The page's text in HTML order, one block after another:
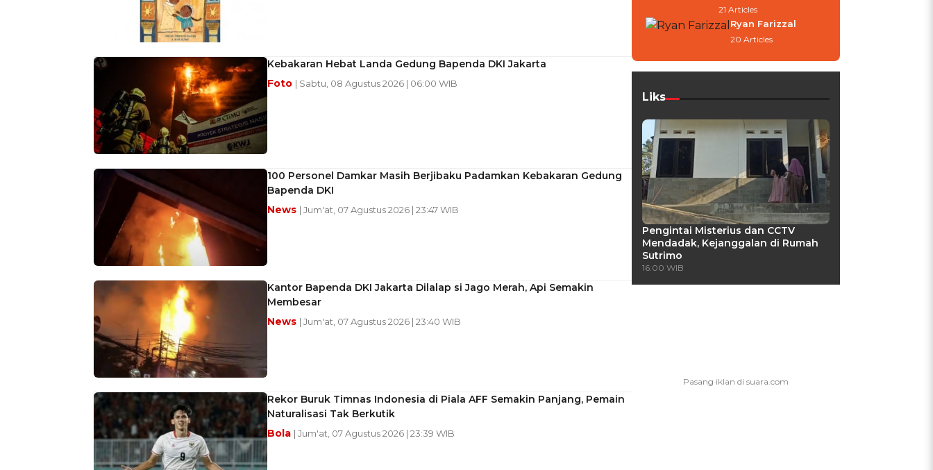
Kebakaran Hebat Landa Gedung Bapenda DKI Jakarta
Foto | Sabtu, 08 Agustus 2026 | 06:00 WIB
100 Personel Damkar Masih Berjibaku Padamkan Kebakaran Gedung
Bapenda DKI
News | Jum'at, 07 Agustus 2026 | 23:47 WIB
Kantor Bapenda DKI Jakarta Dilalap si Jago Merah, Api Semakin
Membesar
News | Jum'at, 07 Agustus 2026 | 23:40 WIB
Rekor Buruk Timnas Indonesia di Piala AFF Semakin Panjang, Pemain
Naturalisasi Tak Berkutik
Bola | Jum'at, 07 Agustus 2026 | 23:39 WIB
21 Articles
Ryan Farizzal
20 Articles
Liks
Pengintai Misterius dan CCTV
Mendadak, Kejanggalan di Rumah
Sutrimo
16:00 WIB